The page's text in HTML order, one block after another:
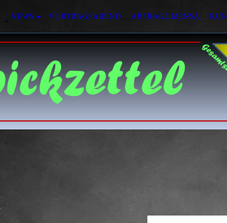
NEWS VORTRAGSABEND ABFRAGE MENSA